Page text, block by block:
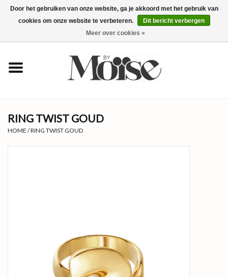
0 Artikelen - €0,00
€15✴
KLEDING
SIERADEN
RING TWIST GOUD
HOME /RING TWIST GOUD
Door het gebruiken van onze website, ga je akkoord met het gebruik van
cookies om onze website te verbeteren.
Dit bericht verbergen
Meer over cookies »